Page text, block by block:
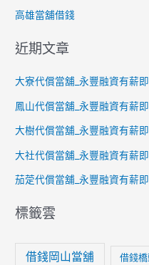
高雄當舖借錢
近期文章
大寮代償當舖_永豐融資有薪
鳳山代償當舖_永豐融資有薪
大樹代償當舖_永豐融資有薪
大社代償當舖_永豐融資有薪
茄萣代償當舖_永豐融資有薪
標籤雲
借錢岡山當舖 借錢